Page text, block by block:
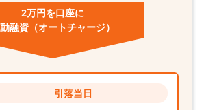
2万円を口座に
融資（オートチャージ）
引落当日